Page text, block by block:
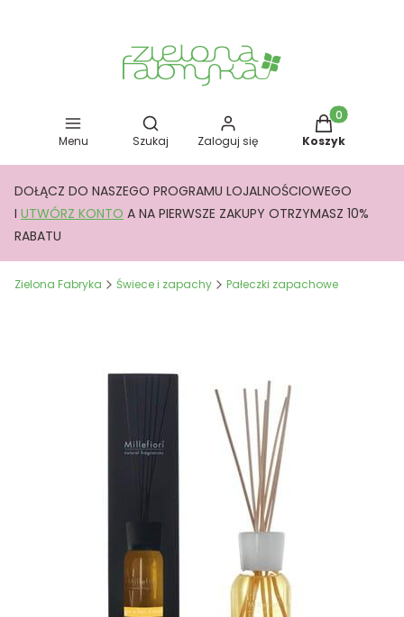
Menu
Otwórz wyszukiwarkę
Szukaj Zaloguj się
Produkty w
Koszyk
DOŁĄCZ DO NASZEGO PROGRAMU LOJALNOŚCIOWEGO
I UTWÓRZ KONTO A NA PIERWSZE ZAKUPY OTRZYMASZ 10%
RABATU
Zielona Fabryka Świece i zapachy Pałeczki zapachowe